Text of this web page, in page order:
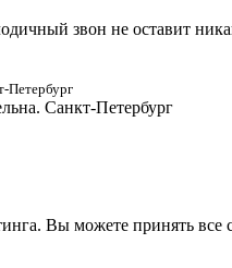
звон не оставит
Петербург
Санкт-Петербург
Вы можете принять все